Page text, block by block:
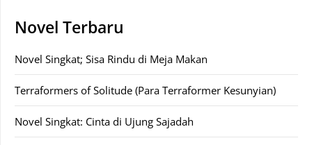
Novel Terbaru
Novel Singkat; Sisa Rindu di Meja Makan
Terraformers of Solitude (Para Terraformer Kesunyian)
Novel Singkat: Cinta di Ujung Sajadah